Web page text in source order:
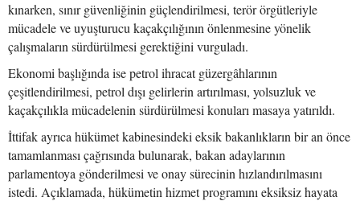
kınarken, sınır güvenliğinin güçlendirilmesi, terör örgütleriyle
mücadele ve uyuşturucu kaçakçılığının önlenmesine yönelik
çalışmaların sürdürülmesi gerektiğini vurguladı.
Ekonomi başlığında ise petrol ihracat güzergâhlarının
çeşitlendirilmesi, petrol dışı gelirlerin artırılması, yolsuzluk ve
kaçakçılıkla mücadelenin sürdürülmesi konuları masaya yatırıldı.
İttifak ayrıca hükümet kabinesindeki eksik bakanlıkların bir an önce
tamamlanması çağrısında bulunarak, bakan adaylarının
parlamentoya gönderilmesi ve onay sürecinin hızlandırılmasını
istedi. Açıklamada, hükümetin hizmet programını eksiksiz hayata